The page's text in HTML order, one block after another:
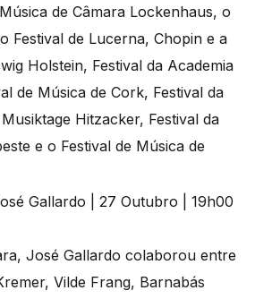
de Câmara Lockenhaus, o
Festival de Lucerna, Chopin e a
Holstein, Festival da Academia
de Música de Cork, Festival da
Hitzacker, Festival da
e o Festival de Música de
José Gallardo colaborou entre
Vilde Frang, Barnabás